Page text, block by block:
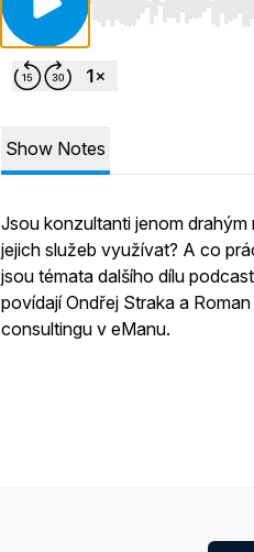
Use Left/Right to
Show Notes
Jsou konzultanti jenom
jejich služeb využívat? A co
jsou témata dalšího dílu
povídají Ondřej Straka a
consultingu v eManu.